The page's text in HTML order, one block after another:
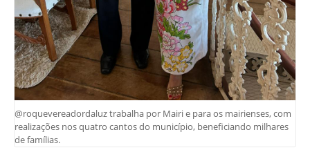
@roquevereadordaluz trabalha por Mairi e para os mairienses, com
realizações nos quatro cantos do município, beneficiando milhares
de famílias.